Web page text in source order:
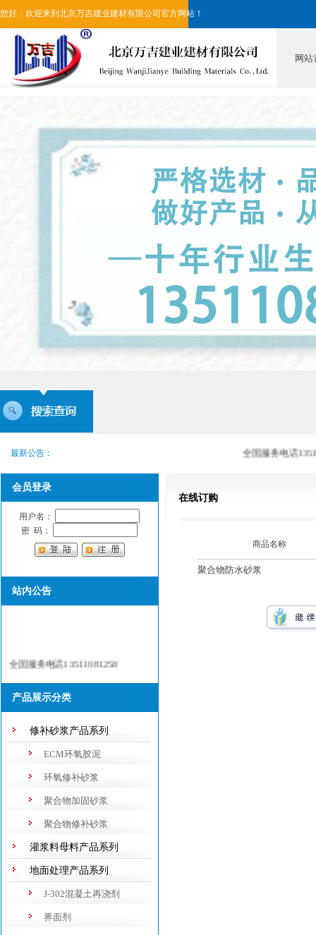
您好，欢迎来到北京万吉建业建材有限公司官方网站！
网站
最新公告： 全国服务电话
会员登录
用户名：
密 码：
站内公告
全国服务电话13511081258
产品展示分类
修补砂浆产品系列
ECM环氧胶泥
环氧修补砂浆
聚合物加固砂浆
聚合物修补砂浆
灌浆料母料产品系列
地面处理产品系列
J-302混凝土再浇剂
界面剂
在线订购
商品名称
聚合物防水砂浆